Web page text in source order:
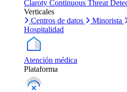
Claroty Continuous Threat
Verticales
Centros de datos
Minorista
Hospitalidad
Atención médica
Plataforma